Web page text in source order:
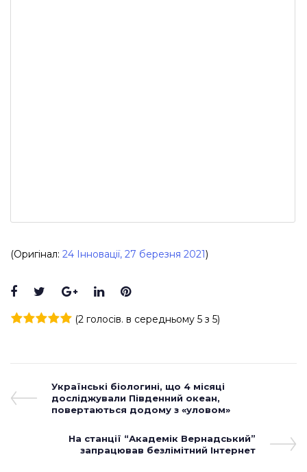
(Оригінал: 24 Інновації, 27 березня 2021)
Facebook
TwitterGoogle+
LinkedInPinterest
(2 голосів. в середньому 5 з 5)
Навігація
записів
Previous
Post
Українські біологині, що 4 місяці
досліджували Південний океан,
повертаються додому з «уловом»
Next
Post
На станції “Академік Вернадський”
запрацював безлімітний Інтернет